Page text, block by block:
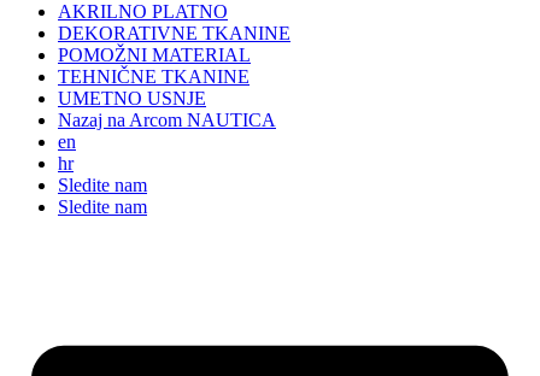
AKRILNO PLATNO
DEKORATIVNE TKANINE
POMOŽNI MATERIAL
TEHNIČNE TKANINE
UMETNO USNJE
Nazaj na Arcom NAUTICA
en
hr
Sledite nam
Sledite nam